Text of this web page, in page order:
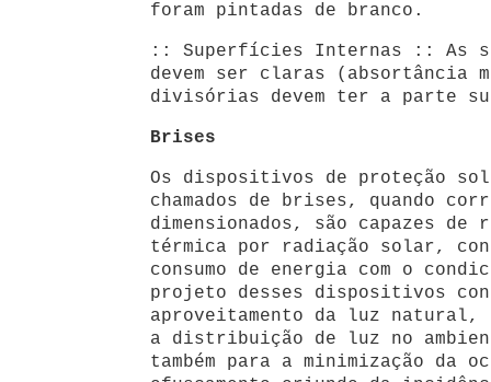
foram pintadas de branco.
:: Superfícies Internas :: As
devem ser claras (absortância
divisórias devem ter a parte
Brises
Os dispositivos de proteção
chamados de brises, quando
dimensionados, são capazes de
térmica por radiação solar,
consumo de energia com o
projeto desses dispositivos
aproveitamento da luz natural,
a distribuição de luz no
também para a minimização da